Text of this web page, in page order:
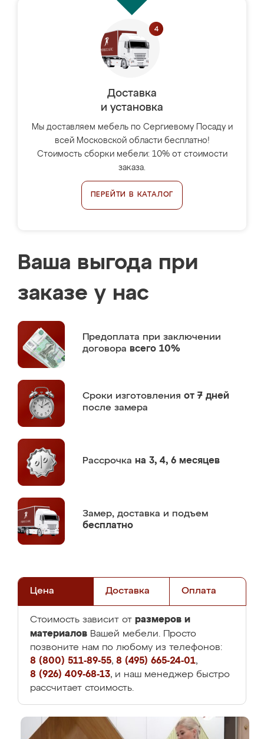
Доставка
и установка
Мы доставляем мебель по Сергиевому Посаду и
всей Московской области бесплатно!
Стоимость сборки мебели: 10% от стоимости
заказа.
ПЕРЕЙТИ В КАТАЛОГ
Ваша выгода при
заказе у нас
Предоплата при заключении
договора всего 10%
Сроки изготовления от 7 дней
после замера
Рассрочка на 3, 4, 6 месяцев
Замер, доставка и подъем
бесплатно
Цена Доставка Оплата
Стоимость зависит от размеров и
материалов Вашей мебели. Просто
позвоните нам по любому из телефонов:
8 (800) 511-89-55, 8 (495) 665-24-01,
8 (926) 409-68-13, и наш менеджер быстро
рассчитает стоимость.